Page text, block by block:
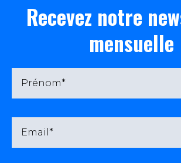
Recevez notre
mensuelle